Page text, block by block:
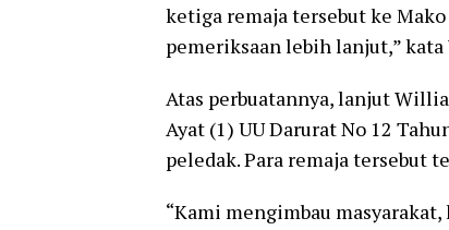
ketiga remaja tersebut ke
pemeriksaan lebih lanjut,”
Atas perbuatannya, lanjut
Ayat (1) UU Darurat No 12
peledak. Para remaja tersebut
“Kami mengimbau